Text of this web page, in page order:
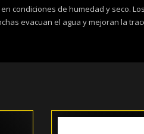
condiciones de humedad y seco.
evacuan el agua y mejoran la